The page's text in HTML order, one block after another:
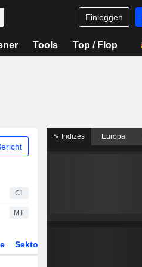
Einloggen
Tools Top / Flop
CI
MT
Sektor
Indizes Europa